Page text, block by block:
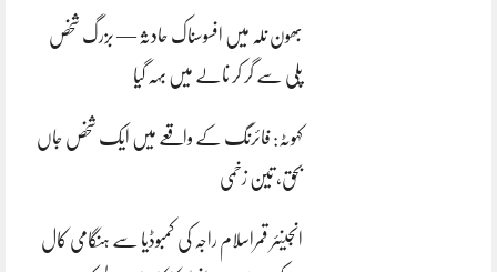
بھون نلہ میں افسوسناک حادثہ — بزرگ شخص
پلی سے گر کر نالے میں بہہ گیا
کہوٹہ: فائرنگ کے واقعے میں ایک شخص جاں
بحق، تین زخمی
انجینئر قمراسلام راجہ کی کمبوڈیا سے ہنگامی کال